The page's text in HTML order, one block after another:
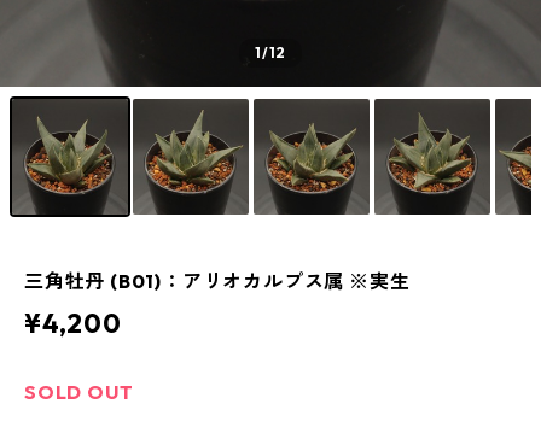
1/12
三角牡丹 (B01)：アリオカルプス属 ※実生
¥4,200
SOLD OUT